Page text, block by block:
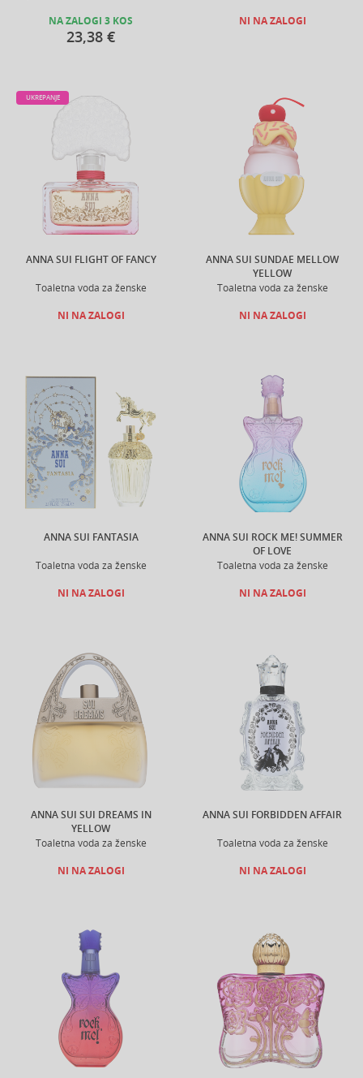
NA ZALOGI 3 KOS
23,38 €
NI NA ZALOGI
ANNA SUI FLIGHT OF FANCY
Toaletna voda za ženske
UKREPANJE
NI NA ZALOGI
ANNA SUI SUNDAE MELLOW
YELLOW
Toaletna voda za ženske
NI NA ZALOGI
ANNA SUI FANTASIA
Toaletna voda za ženske
NI NA ZALOGI
ANNA SUI ROCK ME! SUMMER
OF LOVE
Toaletna voda za ženske
NI NA ZALOGI
ANNA SUI SUI DREAMS IN
YELLOW
Toaletna voda za ženske
NI NA ZALOGI
ANNA SUI FORBIDDEN AFFAIR
Toaletna voda za ženske
NI NA ZALOGI